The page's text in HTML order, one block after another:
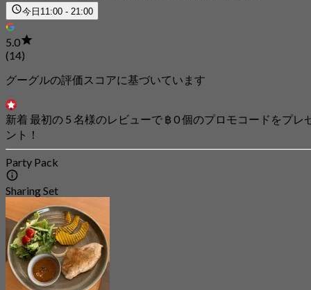
今日 11:00 - 21:00
5.0
(14)
グーグルの評価スコアに基づいています
新着 最初の 5 名様のレビューで ฿ 0 個のプロモコードをプレ
ント！
Party Pack
Sharing Set